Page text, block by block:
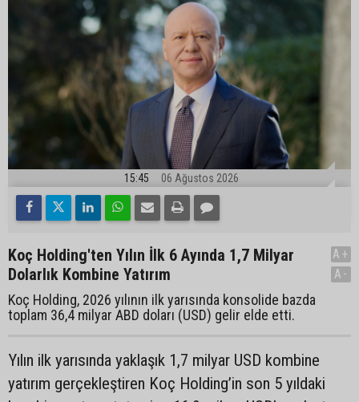
15:45 06 Ağustos 2026
Koç Holding'ten Yılın İlk 6 Ayında 1,7 Milyar
Dolarlık Kombine Yatırım
Koç Holding, 2026 yılının ilk yarısında konsolide bazda
toplam 36,4 milyar ABD doları (USD) gelir elde etti.
A+
A-
Yılın ilk yarısında yaklaşık 1,7 milyar USD kombine
yatırım gerçekleştiren Koç Holding’in son 5 yıldaki